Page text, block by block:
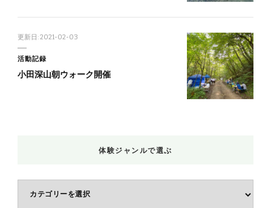
更新日:2021-02-03
活動記録
小田深山朝ウォーク開催
体験ジャンルで選ぶ